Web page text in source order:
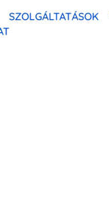
SZOLGÁLTATÁSOK